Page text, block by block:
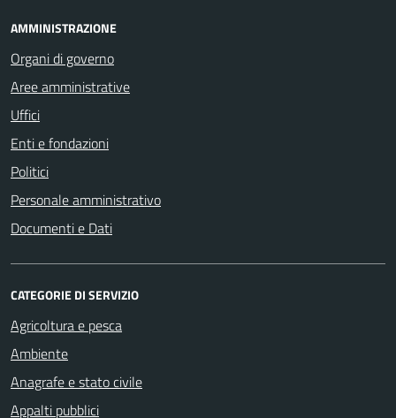
AMMINISTRAZIONE
Organi di governo
Aree amministrative
Uffici
Enti e fondazioni
Politici
Personale amministrativo
Documenti e Dati
CATEGORIE DI SERVIZIO
Agricoltura e pesca
Ambiente
Anagrafe e stato civile
Appalti pubblici